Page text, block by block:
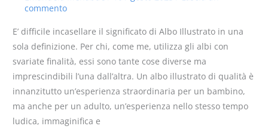
commento
E’ difficile incasellare il significato di Albo Illustrato in una
sola definizione. Per chi, come me, utilizza gli albi con
svariate finalità, essi sono tante cose diverse ma
imprescindibili l’una dall’altra. Un albo illustrato di qualità è
innanzitutto un’esperienza straordinaria per un bambino,
ma anche per un adulto, un’esperienza nello stesso tempo
ludica, immaginifica e